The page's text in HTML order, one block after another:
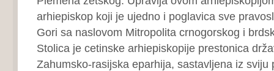
arhiepiskop koji je ujedno i poglavica sve
Gori sa naslovom Mitropolita crnogorskog i
Stolica je cetinske arhiepiskopije prestonica
Zahumsko-rasijska eparhija, sastavljena iz sviju